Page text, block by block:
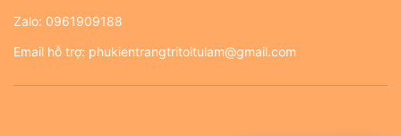
Zalo: 0961909188
Email hỗ trợ: phukientrangtritoitulam@gmail.com